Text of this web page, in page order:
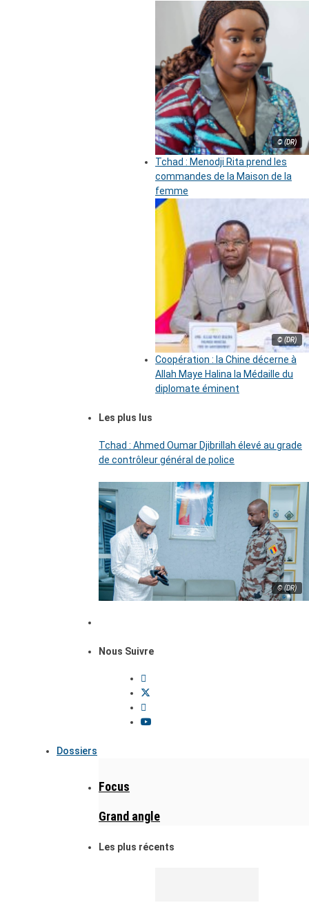
© (DR)
Tchad : Menodji Rita prend les
commandes de la Maison de la
femme
© (DR)
Coopération : la Chine décerne à
Allah Maye Halina la Médaille du
diplomate éminent
Les plus lus
Tchad : Ahmed Oumar Djibrillah élevé au grade
de contrôleur général de police
© (DR)
Nous Suivre
Dossiers
Focus
Grand angle
Les plus récents